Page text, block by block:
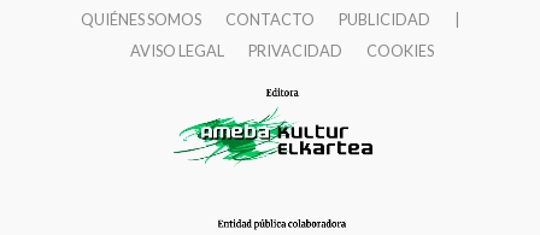
QUIÉNES SOMOS CONTACTO PUBLICIDAD
AVISO LEGAL
PRIVACIDAD COOKIES